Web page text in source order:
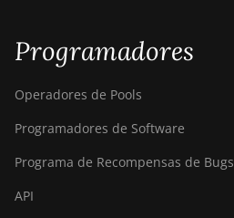
ElphaPex DG 1S
ElphaPex DG Home 1
ElphaPex DG Hydro 1
ElphaPex DG2
Programadores
Operadores de Pools
Programadores de Software
Programa de Recompensas de Bugs
API